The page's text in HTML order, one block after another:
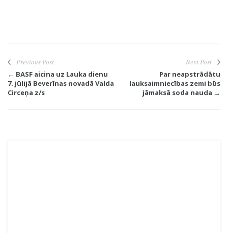
Previous Post
← BASF aicina uz Lauka dienu
7. jūlijā Beverīnas novadā Valda
Circeņa z/s
Next Post
Par neapstrādātu
lauksaimniecības zemi būs
jāmaksā soda nauda →